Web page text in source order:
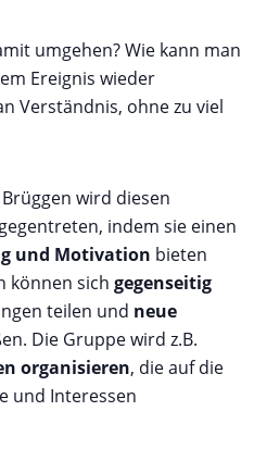
umgehen? Wie kann man
Ereignis wieder
Verständnis, ohne zu viel
wird diesen
indem sie einen
und Motivation bieten
können sich gegenseitig
teilen und neue
Die Gruppe wird z.B.
organisieren, die auf die
und Interessen